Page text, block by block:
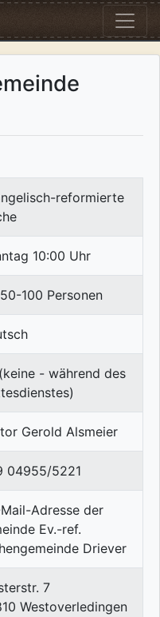
reformierte
10:00 Uhr
100 Personen
- während des
Gerold Alsmeier
04955/5221
7
Westoverledingen